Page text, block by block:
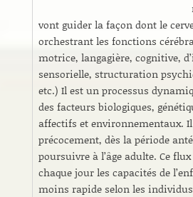
vont guider la façon dont le
orchestrant les fonctions
motrice, langagière, cognitive,
sensorielle, structuration
etc.) Il est un processus
des facteurs biologiques,
affectifs et environnementaux.
précocement, dès la période
poursuivre à l’âge adulte. Ce
chaque jour les capacités de
moins rapide selon les